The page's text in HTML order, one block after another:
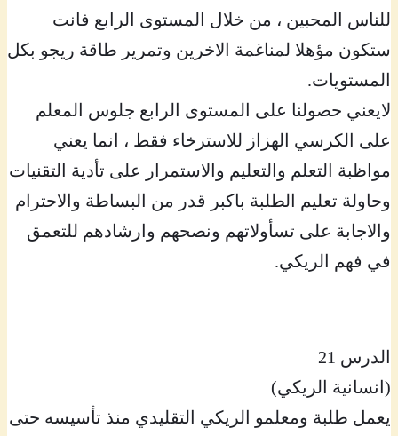
للناس المحبين ، من خلال المستوى الرابع فانت
ستكون مؤهلا لمناغمة الاخرين وتمرير طاقة ريجو بكل
المستويات.
لايعني حصولنا على المستوى الرابع جلوس المعلم
على الكرسي الهزاز للاسترخاء فقط ، انما يعني
مواظبة التعلم والتعليم والاستمرار على تأدية التقنيات
وحاولة تعليم الطلبة باكبر قدر من البساطة والاحترام
والاجابة على تسأولاتهم ونصحهم وارشادهم للتعمق
في فهم الريكي.
الدرس 21
(انسانية الريكي)
يعمل طلبة ومعلمو الريكي التقليدي منذ تأسيسه حتى